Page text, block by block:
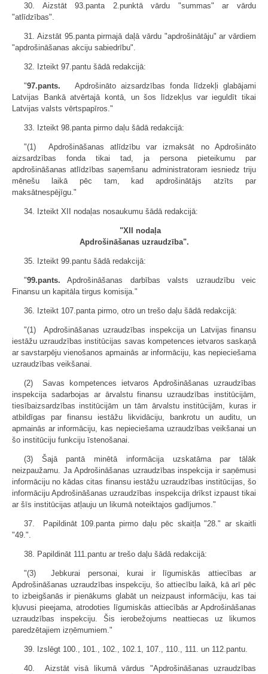
30. Aizstāt 93.panta 2.punktā vārdu "summas" ar vārdu
"atlīdzības".
31. Aizstāt 95.panta pirmajā daļā vārdu "apdrošinātāju" ar vārdiem
"apdrošināšanas akciju sabiedrību".
32. Izteikt 97.pantu šādā redakcijā:
"97.pants. Apdrošināto aizsardzības fonda līdzekļi glabājami
Latvijas Bankā atvērtajā kontā, un šos līdzekļus var ieguldīt tikai
Latvijas valsts vērtspapīros."
33. Izteikt 98.panta pirmo daļu šādā redakcijā:
"(1) Apdrošināšanas atlīdzību var izmaksāt no Apdrošināto
aizsardzības fonda tikai tad, ja persona pieteikumu par
apdrošināšanas atlīdzības saņemšanu administratoram iesniedz triju
mēnešu laikā pēc tam, kad apdrošinātājs atzīts par
maksātnespējīgu."
34. Izteikt XII nodaļas nosaukumu šādā redakcijā:
"XII nodaļa
Apdrošināšanas uzraudzība".
35. Izteikt 99.pantu šādā redakcijā:
"99.pants. Apdrošināšanas darbības valsts uzraudzību veic
Finansu un kapitāla tirgus komisija."
36. Izteikt 107.panta pirmo, otro un trešo daļu šādā redakcijā:
"(1) Apdrošināšanas uzraudzības inspekcija un Latvijas finansu
iestāžu uzraudzības institūcijas savas kompetences ietvaros saskaņā
ar savstarpēju vienošanos apmainās ar informāciju, kas nepieciešama
uzraudzības veikšanai.
(2) Savas kompetences ietvaros Apdrošināšanas uzraudzības
inspekcija sadarbojas ar ārvalstu finansu uzraudzības institūcijām,
tiesībaizsardzības institūcijām un tām ārvalstu institūcijām, kuras ir
atbildīgas par finansu iestāžu likvidāciju, bankrotu un auditu, un
apmainās ar informāciju, kas nepieciešama uzraudzības veikšanai un
šo institūciju funkciju īstenošanai.
(3) Šajā pantā minētā informācija uzskatāma par tālāk
neizpaužamu. Ja Apdrošināšanas uzraudzības inspekcija ir saņēmusi
informāciju no kādas citas finansu iestāžu uzraudzības institūcijas, šo
informāciju Apdrošināšanas uzraudzības inspekcija drīkst izpaust tikai
ar šīs institūcijas atļauju un likumā noteiktajos gadījumos."
37. Papildināt 109.panta pirmo daļu pēc skaitļa "28." ar skaitli
"49.".
38. Papildināt 111.pantu ar trešo daļu šādā redakcijā:
"(3) Jebkurai personai, kurai ir līgumiskās attiecības ar
Apdrošināšanas uzraudzības inspekciju, šo attiecību laikā, kā arī pēc
to izbeigšanās ir pienākums glabāt un neizpaust informāciju, kas tai
kļuvusi pieejama, atrodoties līgumiskās attiecībās ar Apdrošināšanas
uzraudzības inspekciju. Šis ierobežojums neattiecas uz likumos
paredzētajiem izņēmumiem."
39. Izslēgt 100., 101., 102., 102.1, 107., 110., 111. un 112.pantu.
40. Aizstāt visā likumā vārdus "Apdrošināšanas uzraudzības